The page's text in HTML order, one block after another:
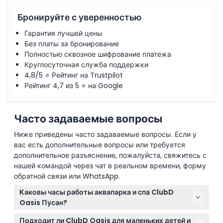
Бронируйте с уверенностью
Гарантия лучшей цены
Без платы за бронирование
Полностью сквозное шифрование платежа
Круглосуточная служба поддержки
4,8/5 ⭐ Рейтинг на Trustpilot
Рейтинг 4,7 из 5 ⭐ на Google
Часто задаваемые вопросы
Ниже приведены часто задаваемые вопросы. Если у
вас есть дополнительные вопросы или требуется
дополнительное разъяснение, пожалуйста, свяжитесь с
нашей командой через чат в реальном времени, форму
обратной связи или WhatsApp.
Каковы часы работы аквапарка и спа ClubD
Oasis Пусан?
Аквапарк открыт с 10:00 до 18:00 в будние дни и с
Подходит ли ClubD Oasis для маленьких детей и